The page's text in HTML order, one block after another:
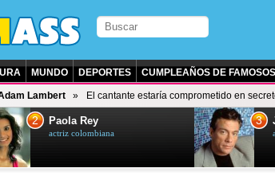
MUNDO DEPORTES CUMPLEAÑOS DE FAMOSOS
Lambert El cantante estaría comprometido en
2 Paola Rey
actriz colombiana
3